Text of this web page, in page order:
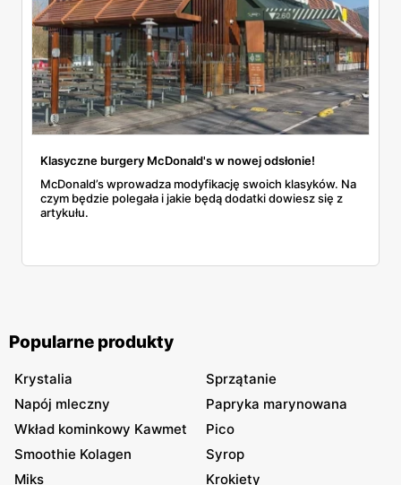
Klasyczne burgery McDonald's w nowej odsłonie!
McDonald’s wprowadza modyfikację swoich klasyków. Na
czym będzie polegała i jakie będą dodatki dowiesz się z
artykułu.
Popularne produkty
Krystalia
Sprzątanie
Napój mleczny
Papryka marynowana
Wkład kominkowy Kawmet
Pico
Smoothie Kolagen
Syrop
Miks
Krokiety